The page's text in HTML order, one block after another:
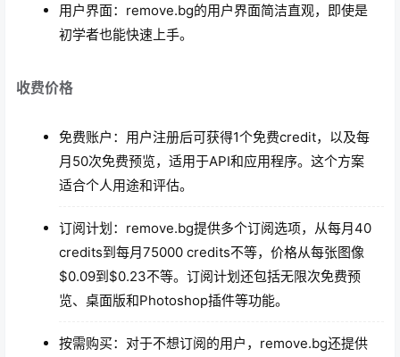
用户界面：remove.bg的用户界面简洁直观，即使是
初学者也能快速上手。
收费价格
免费账户：用户注册后可获得1个免费credit，以及每
月50次免费预览，适用于API和应用程序。这个方案
适合个人用途和评估。
订阅计划：remove.bg提供多个订阅选项，从每月40
credits到每月75000 credits不等，价格从每张图像
$0.09到$0.23不等。订阅计划还包括无限次免费预
览、桌面版和Photoshop插件等功能。
按需购买：对于不想订阅的用户，remove.bg还提供